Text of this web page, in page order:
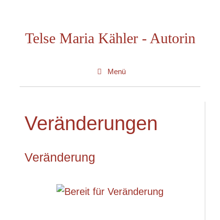
springenTelse Maria Kähler - Autorin
Menü
Veränderungen
Veränderung